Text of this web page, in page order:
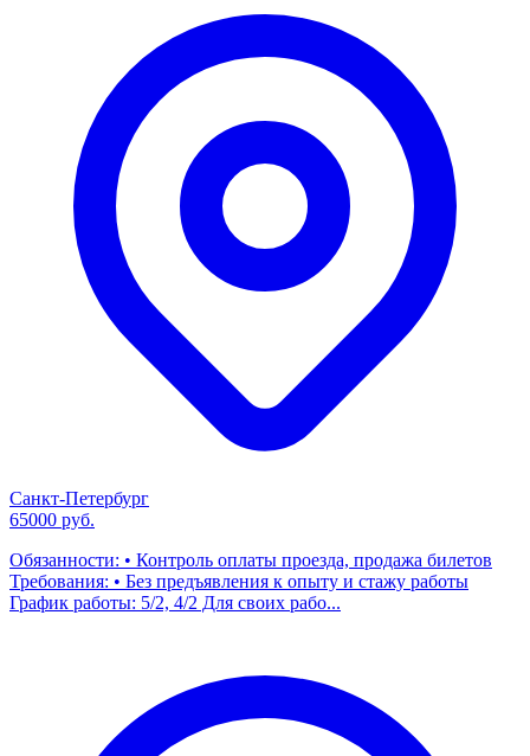
Санкт-Петербург
65000 руб.
Обязанности: • Контроль оплаты проезда, продажа билетов
Требования: • Без предъявления к опыту и стажу работы
График работы: 5/2, 4/2 Для своих рабо...